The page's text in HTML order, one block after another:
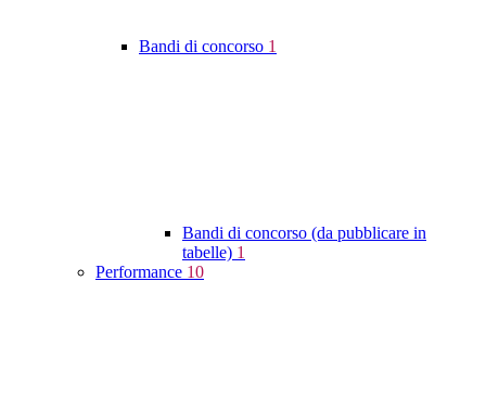
Bandi di concorso 1
Bandi di concorso (da pubblicare in
tabelle) 1
Performance 10